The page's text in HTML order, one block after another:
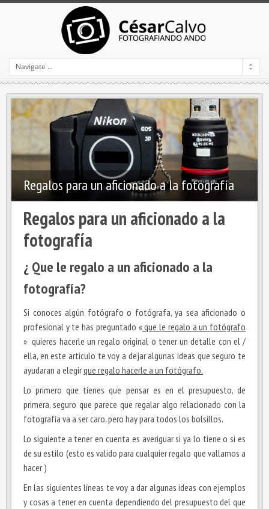
Regalos para un aficionado a la fotografía
Regalos para un aficionado a la
fotografía
¿ Que le regalo a un aficionado a la
fotografía?
Si conoces algún fotógrafo o fotógrafa, ya sea aficionado o
profesional y te has preguntado «que le regalo a un fotógrafo
» quieres hacerle un regalo original o tener un detalle con el /
ella, en este articulo te voy a dejar algunas ideas que seguro te
ayudaran a elegirque regalo hacerle a un fotógrafo.
Lo primero que tienes que pensar es en el presupuesto, de
primera, seguro que parece que regalar algo relacionado con la
fotografía va a ser caro, pero hay para todos los bolsillos.
Lo siguiente a tener en cuenta es averiguar si ya lo tiene o si es
de su estilo (esto es valido para cualquier regalo que vallamos a
hacer )
En las siguientes líneas te voy a dar algunas ideas con ejemplos
y cosas a tener en cuenta dependiendo del presupuesto del que